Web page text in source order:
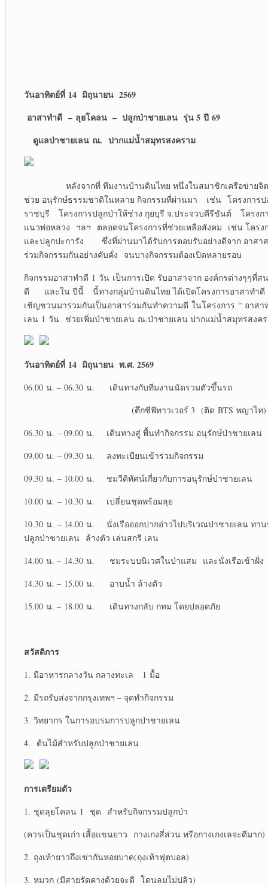
วันอาทิตย์ที่ 14 มิถุนายน 2569
อาสาทำดี– ลุยโคลน – ปลูกป่าชายเลนรุ่น 5 ปี 69
ดูแลป่าชายเลน ณ. ปากแม่น้ำสมุทรสงคราม
หลังจากที่ ทีมงานบ้านดินไทย หนึ่งในสมาชิกเครือข่ายจิตอ
ช่วย อนุรักษ์ธรรมชาติในหลาย กิจกรรมที่ผ่านมา เช่น โครงการป
ราชบุรี โครงการปลูกป่าให้ช่าง กุยบุรี จ.ประจวบคีรีขันต์ โครงก
แนวพ่อหลวง ฯลฯ ตลอดจนโครงการที่ช่วยเหลือสังคม เช่น โคร
และปลูกปะการัง ซึ่งที่ผ่านมาได้รับการตอบรับอย่างดีจาก อาสา
ร่วมกิจกรรมกันอย่างคับคั่ง จนบางกิจกรรมต้องเปิดหลายรอบ
กิจกรรมอาสาทำดี 1 วัน เป็นการเปิด รับอาสาจาก องค์กรต่างๆๆที่
ดี และใน ปีนี้ นี้ทางกลุ่มบ้านดินไทย ได้เปิดโครงการอาสาทำดี
เชิญชวนมาร่วมกันเป็นอาสาร่วมกันทำความดี ในโครงการ “ อาส
เลน 1 วัน ช่วยเพิ่มป่าชายเลน ณ.ป่าชายเลน ปากแม่น้ำสมุทรสงค
วันอาทิตย์ที่ 14 มิถุนายน พ.ศ. 2569
06.00 น. – 06.30 น. เดินทางกับทีมงานนัดรวมตัวขึ้นรถ
(ตึกซีพีทาวเวอร์ 3 (ติด BTS พญาไท)
06.30 น. – 09.00 น. เดินทางสู่ พื้นทำกิจกรรม อนุรักษ์ป่าชายเลน
09.00 น. – 09.30 น. ลงทะเบียนเข้าร่วมกิจกรรม
09.30 น. – 10.00 น. ชมวีดิทัศน์เกี่ยวกับการอนุรักษ์ป่าชายเลน
10.00 น. – 10.30 น. เปลี่ยนชุดพร้อมลุย
10.30 น. – 14.00 น. นั่งเรือออกปากอ่าวไปบริเวณป่าชายเลน ทา
ปลูกป่าชายเลน ล้างตัว เล่นสกรี เลน
14.00 น. – 14.30 น. ชมระบบนิเวศในป่าแสม และนั่งเรือเข้าฝั่ง
14.30 น. – 15.00 น. อาบน้ำ ล้างตัว
15.00 น. – 18.00 น. เดินทางกลับ กทม โดยปลอดภัย
สวัสดิการ
1. มีอาหารกลางวัน กลางทะเล 1 มื้อ
2. มีรถรับส่งจากกรุงเทพฯ – จุดทำกิจกรรม
3. วิทยากร ในการอบรมการปลูกป่าชายเลน
4. ต้นไม้สำหรับปลูกป่าชายเลน
การเตรียมตัว
1. ชุดลุยโคลน 1 ชุด สำหรับกิจกรรมปลูกป่า
(ควรเป็นชุดเก่า เสื้อแขนยาว กางเกงสี่ส่วน หรือกางเกงเลจะดีมาก)
2. ถุงเท้ายาวถึงเข่ากันหอยบาด(ถุงเท้าฟุตบอล)
3. หมวก (มีสายรัดคางด้วยจะดี โดนลมไม่ปลิว)